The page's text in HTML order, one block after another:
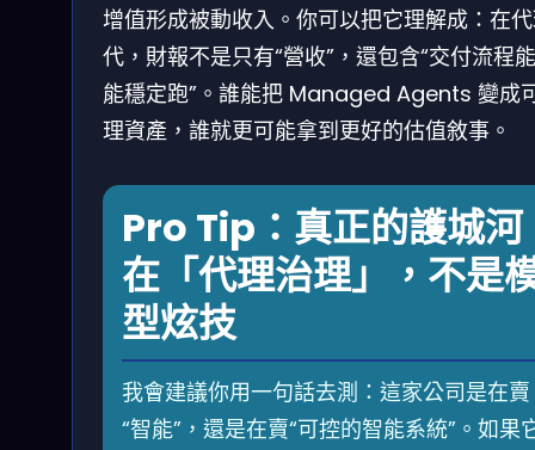
增值形成被動收入。你可以把它理解成：在
代，財報不是只有“營收”，還包含“交付流程
能穩定跑”。誰能把 Managed Agents 變成
理資產，誰就更可能拿到更好的估值敘事。
Pro Tip：真正的護城河
在「代理治理」，不是
型炫技
我會建議你用一句話去測：這家公司是在賣
“智能”，還是在賣“可控的智能系統”。如果